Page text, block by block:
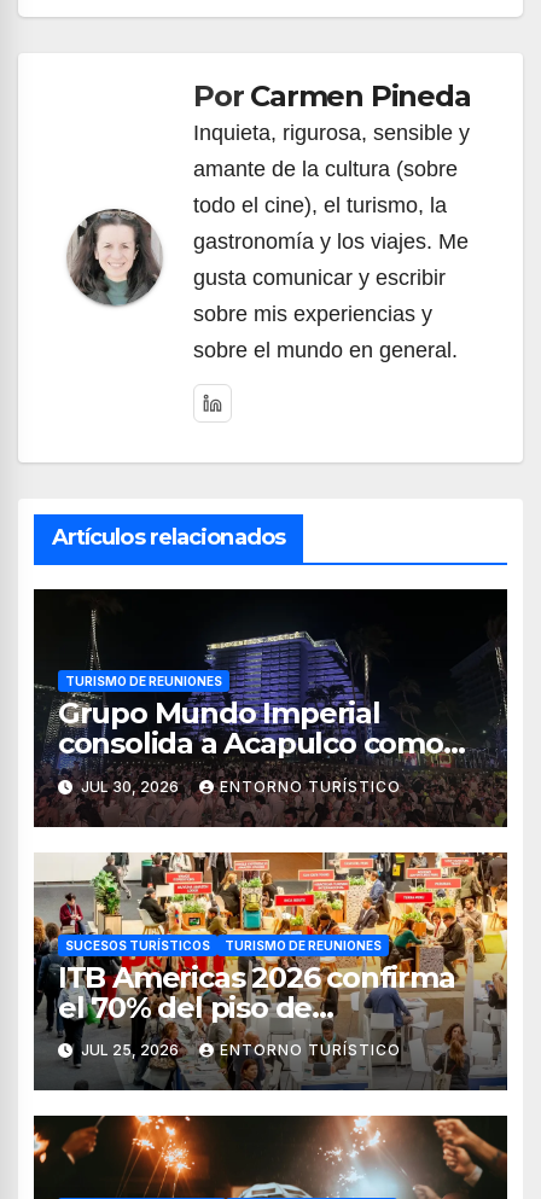
entradasPor Carmen Pineda
Inquieta, rigurosa, sensible y
amante de la cultura (sobre
todo el cine), el turismo, la
gastronomía y los viajes. Me
gusta comunicar y escribir
sobre mis experiencias y
sobre el mundo en general.
Artículos relacionados
TURISMO DE REUNIONES
Grupo Mundo Imperial
consolida a Acapulco como
destino líder para la industria
de reuniones
JUL 30, 2026 ENTORNO TURÍSTICO
SUCESOS TURÍSTICOS TURISMO DE REUNIONES
ITB Americas 2026 confirma
el 70% del piso de
exposición vendido
JUL 25, 2026 ENTORNO TURÍSTICO